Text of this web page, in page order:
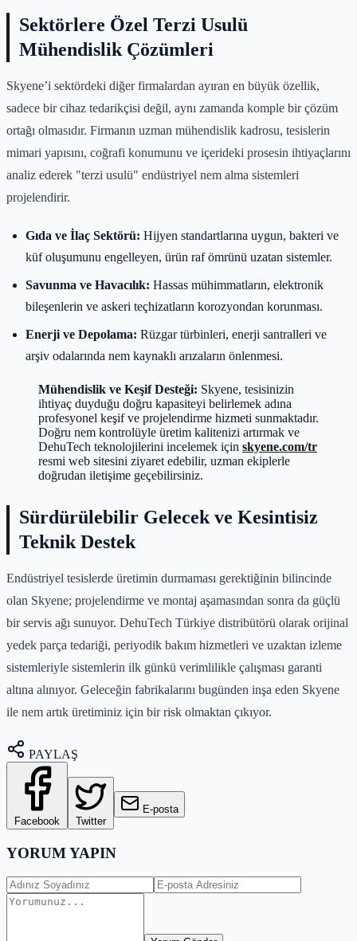
Sektörlere Özel Terzi Usulü
Mühendislik Çözümleri
Skyene’i sektördeki diğer firmalardan ayıran en büyük özellik,
sadece bir cihaz tedarikçisi değil, aynı zamanda komple bir çözüm
ortağı olmasıdır. Firmanın uzman mühendislik kadrosu, tesislerin
mimari yapısını, coğrafi konumunu ve içerideki prosesin ihtiyaçlarını
analiz ederek "terzi usulü" endüstriyel nem alma sistemleri
projelendirir.
Gıda ve İlaç Sektörü: Hijyen standartlarına uygun, bakteri ve
küf oluşumunu engelleyen, ürün raf ömrünü uzatan sistemler.
Savunma ve Havacılık: Hassas mühimmatların, elektronik
bileşenlerin ve askeri teçhizatların korozyondan korunması.
Enerji ve Depolama: Rüzgar türbinleri, enerji santralleri ve
arşiv odalarında nem kaynaklı arızaların önlenmesi.
Mühendislik ve Keşif Desteği: Skyene, tesisinizin
ihtiyaç duyduğu doğru kapasiteyi belirlemek adına
profesyonel keşif ve projelendirme hizmeti sunmaktadır.
Doğru nem kontrolüyle üretim kalitenizi artırmak ve
DehuTech teknolojilerini incelemek için skyene.com/tr
resmi web sitesini ziyaret edebilir, uzman ekiplerle
doğrudan iletişime geçebilirsiniz.
Sürdürülebilir Gelecek ve Kesintisiz
Teknik Destek
Endüstriyel tesislerde üretimin durmaması gerektiğinin bilincinde
olan Skyene; projelendirme ve montaj aşamasından sonra da güçlü
bir servis ağı sunuyor. DehuTech Türkiye distribütörü olarak orijinal
yedek parça tedariği, periyodik bakım hizmetleri ve uzaktan izleme
sistemleriyle sistemlerin ilk günkü verimlilikle çalışması garanti
altına alınıyor. Geleceğin fabrikalarını bugünden inşa eden Skyene
ile nem artık üretiminiz için bir risk olmaktan çıkıyor.
PAYLAŞ
Facebook Twitter
E-posta
YORUM YAPIN